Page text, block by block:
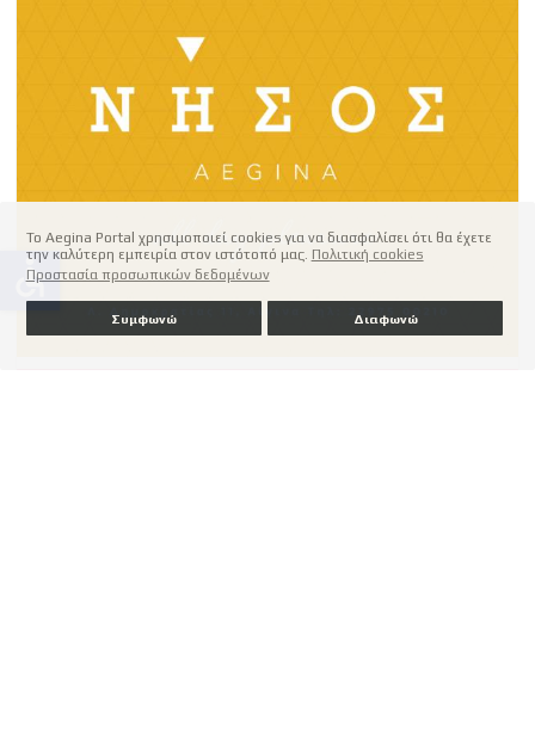
Το Aegina Portal χρησιμοποιεί cookies για να διασφαλίσει ότι θα έχετε
την καλύτερη εμπειρία στον ιστότοπό μας. Πολιτική cookies
Προστασία προσωπικών δεδομένων
Συμφωνώ Διαφωνώ
accessible